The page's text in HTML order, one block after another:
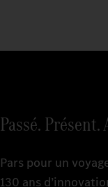
Passé. Présent.
Pars pour un
130 ans